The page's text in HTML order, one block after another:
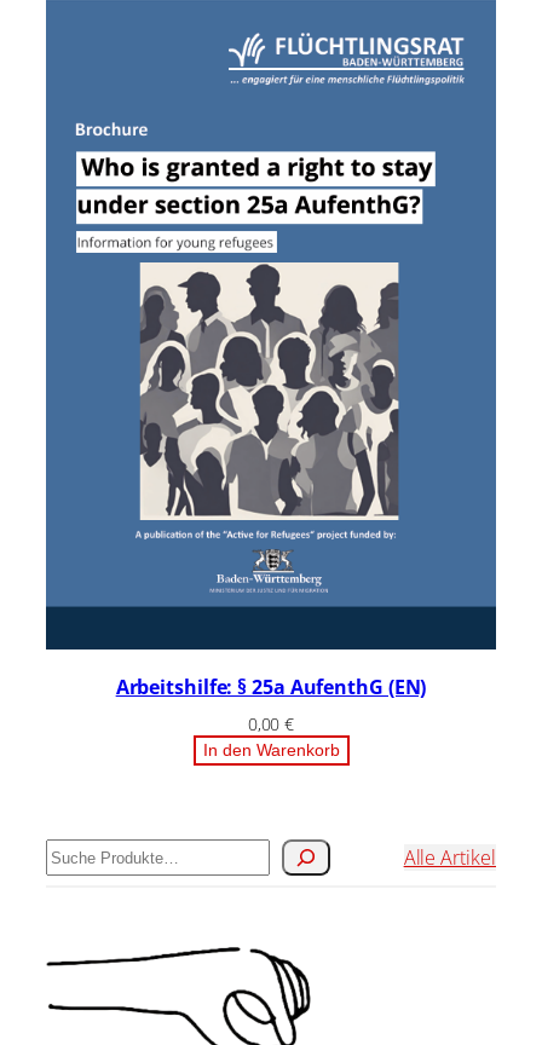
Arbeitshilfe: § 25a AufenthG (EN)
0,00€
In den Warenkorb
Suchen Alle Artikel